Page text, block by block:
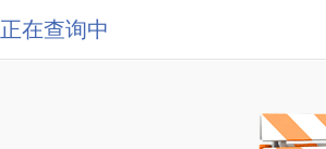
正在查询中